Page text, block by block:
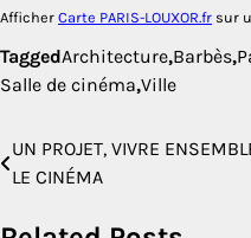
Afficher Carte PARIS-LOUXOR.fr sur
TaggedArchitecture,Barbès,
Salle de cinéma,Ville
Navigation
UN PROJET, VIVRE
LE CINÉMA